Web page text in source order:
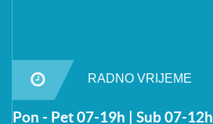
RADNO VRIJEME
Pon - Pet 07-19h | Sub 07-12h